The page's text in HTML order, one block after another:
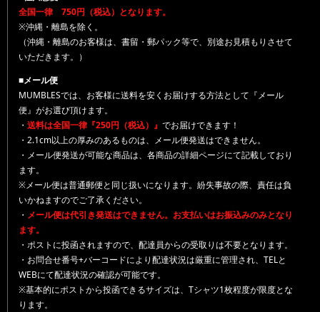
全国一律 750円（税込）となります。
※沖縄・離島を除く。
（沖縄・離島のお客様は、書留・郵パック等で、別途お見積もりさせて
いただきます。）
■メール便
MUMBLESでは、お客様に送料を安くお届けする方法として『メール
便』がお選び頂けます。
・ 送料は全国一律『250円（税込）』 でお届けできます！
・2.1cm以上の厚みのあるものは、メール便発送はできません。
・メール便発送が可能な商品は、各商品の詳細ページにて記載しており
ます。
※メール便は普通郵便と同じ扱いになります。紛失事故の際、責任は負
いかねますのでご了承ください。
・ メール便は代引き発送はできません。お支払いはお振込みのみとなり
ます。
・ポストに投函されますので、配達員からの受取りは不要となります。
・お問合せ番号+バーコードにより配達状況は厳重に管理され、TELと
WEBにて配達状況の確認が可能です。
※基本的にポストから投函できるサイズは、Tシャツ1枚程度が限度とな
ります。